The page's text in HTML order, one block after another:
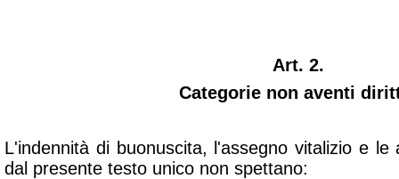
Art. 2.
Categorie non aventi
L'indennità di buonuscita, l'assegno vitalizio e le
dal presente testo unico non spettano: